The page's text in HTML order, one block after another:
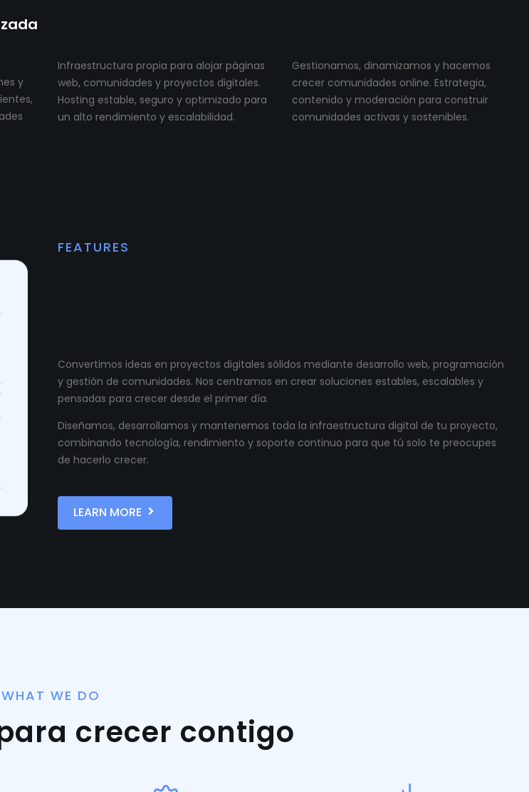
y
Infraestructura propia para alojar páginas
web, comunidades y proyectos digitales.
Hosting estable, seguro y optimizado para
un alto rendimiento y escalabilidad.
Gestionamos, dinamizamos y hacemos
crecer comunidades online. Estrategia,
contenido y moderación para construir
comunidades activas y sostenibles.
FEATURES
Convertimos ideas en proyectos digitales sólidos mediante desarrollo web, programación
y gestión de comunidades. Nos centramos en crear soluciones estables, escalables y
pensadas para crecer desde el primer día.
Diseñamos, desarrollamos y mantenemos toda la infraestructura digital de tu proyecto,
combinando tecnología, rendimiento y soporte continuo para que tú solo te preocupes
de hacerlo crecer.
LEARN MORE
WHAT WE DO
crecer contigo